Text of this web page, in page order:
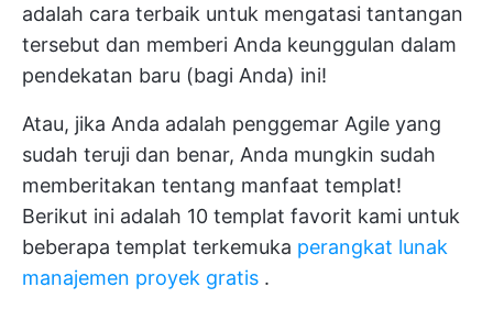
adalah cara terbaik untuk mengatasi tantangan
tersebut dan memberi Anda keunggulan dalam
pendekatan baru (bagi Anda) ini!
Atau, jika Anda adalah penggemar Agile yang
sudah teruji dan benar, Anda mungkin sudah
memberitakan tentang manfaat templat!
Berikut ini adalah 10 templat favorit kami untuk
beberapa templat terkemuka perangkat lunak
manajemen proyek gratis .